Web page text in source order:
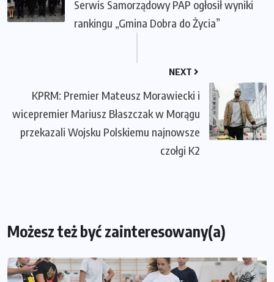
Serwis Samorządowy PAP ogłosił wyniki
rankingu „Gmina Dobra do Życia”
NEXT
KPRM: Premier Mateusz Morawiecki i
wicepremier Mariusz Błaszczak w Morągu
przekazali Wojsku Polskiemu najnowsze
czołgi K2
Możesz też być zainteresowany(a)